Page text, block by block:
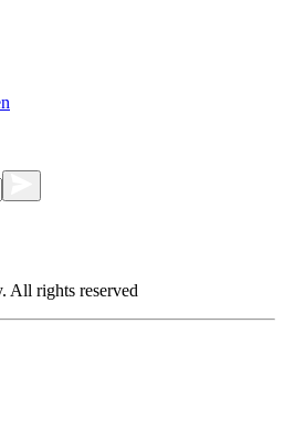
All rights reserved